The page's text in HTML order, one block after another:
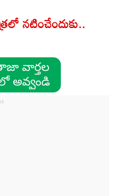
నటించేందుకు..